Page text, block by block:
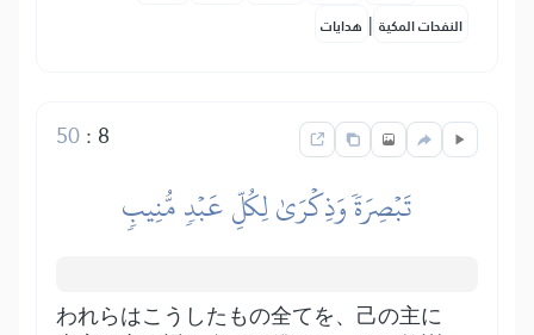
النفحات المكية | هدايات
8
:
50
تَبۡصِرَةٗ وَذِكۡرَىٰ لِكُلِّ عَبۡدٖ مُّنِيبٖ
われらはこうしたもの全てを、己の主に